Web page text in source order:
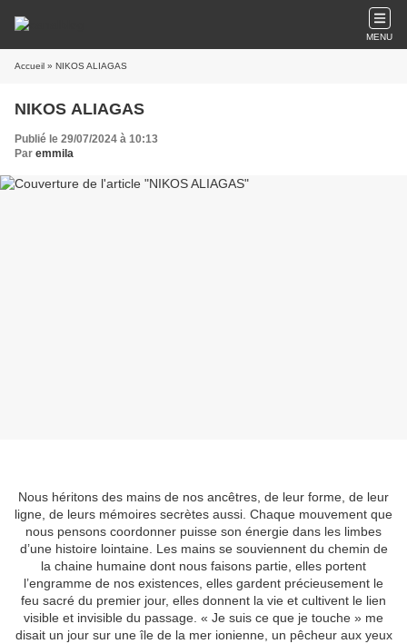
MENU
Accueil » NIKOS ALIAGAS
NIKOS ALIAGAS
Publié le 29/07/2024 à 10:13
Par emmila
Nous héritons des mains de nos ancêtres, de leur forme, de leur
ligne, de leurs mémoires secrètes aussi. Chaque mouvement que
nous pensons coordonner puisse son énergie dans les limbes
d’une histoire lointaine. Les mains se souviennent du chemin de
la chaine humaine dont nous faisons partie, elles portent
l’engramme de nos existences, elles gardent précieusement le
feu sacré du premier jour, elles donnent la vie et cultivent le lien
visible et invisible du passage. « Je suis ce que je touche » me
disait un jour sur une île de la mer ionienne, un pêcheur aux yeux